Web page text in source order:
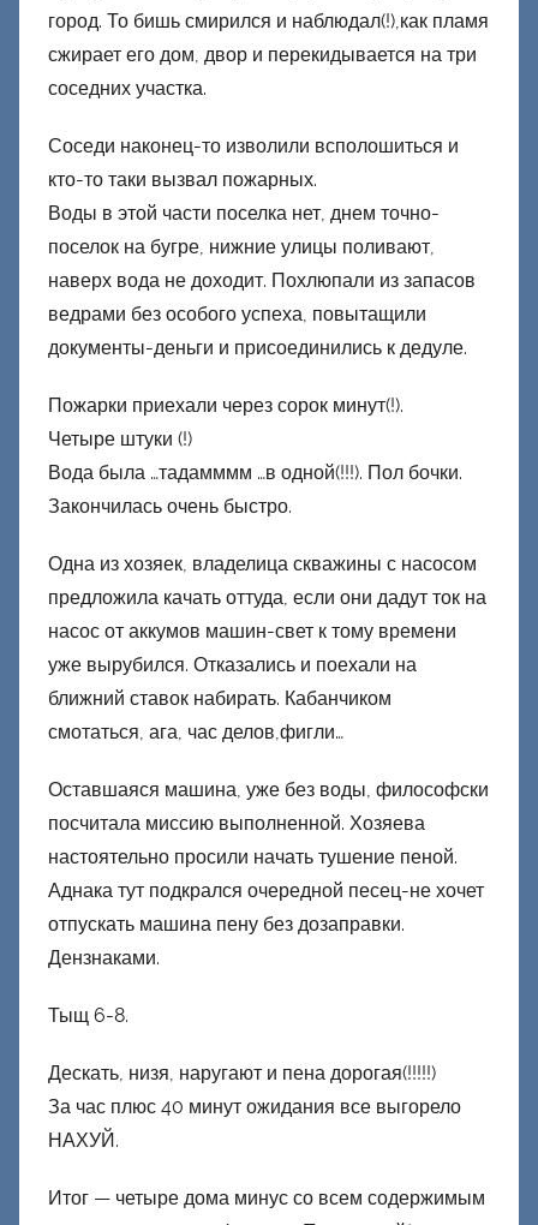
город. То бишь смирился и наблюдал(!),как пламя
сжирает его дом, двор и перекидывается на три
соседних участка.
Соседи наконец-то изволили всполошиться и
кто-то таки вызвал пожарных.
Воды в этой части поселка нет, днем точно-
поселок на бугре, нижние улицы поливают,
наверх вода не доходит. Похлюпали из запасов
ведрами без особого успеха, повытащили
документы-деньги и присоединились к дедуле.
Пожарки приехали через сорок минут(!).
Четыре штуки (!)
Вода была …тадамммм …в одной(!!!). Пол бочки.
Закончилась очень быстро.
Одна из хозяек, владелица скважины с насосом
предложила качать оттуда, если они дадут ток на
насос от аккумов машин-свет к тому времени
уже вырубился. Отказались и поехали на
ближний ставок набирать. Кабанчиком
смотаться, ага, час делов,фигли…
Оставшаяся машина, уже без воды, философски
посчитала миссию выполненной. Хозяева
настоятельно просили начать тушение пеной.
Аднака тут подкрался очередной песец-не хочет
отпускать машина пену без дозаправки.
Дензнаками.
Тыщ 6-8.
Дескать, низя, наругают и пена дорогая(!!!!!)
За час плюс 40 минут ожидания все выгорело
НАХУЙ.
Итог — четыре дома минус со всем содержимым